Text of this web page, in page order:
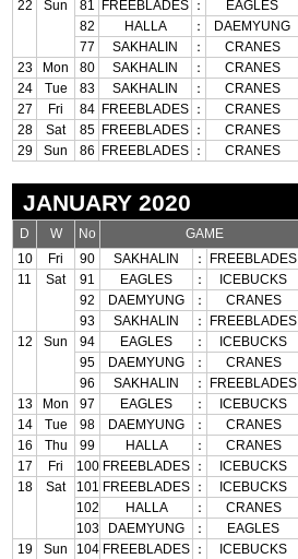
22 Sun 81 FREEBLADES ： EAGLES
82
HALLA ： DAEMYUNG
77
SAKHALIN ： CRANES
23
Mon 80 SAKHALIN ： CRANES
24
Tue 83 SAKHALIN ： CRANES
27
Fri 84 FREEBLADES ： CRANES
28
Sat 85 FREEBLADES ： CRANES
29
Sun 86 FREEBLADES ： CRANES
JANUARY 2020
D W No GAME
10
Fri 90 SAKHALIN ： FREEBLADES
11
Sat 91 EAGLES ： ICEBUCKS
92
DAEMYUNG ： CRANES
93
SAKHALIN ： FREEBLADES
12
Sun 94 EAGLES ： ICEBUCKS
95
DAEMYUNG ： CRANES
96
SAKHALIN ： FREEBLADES
13
Mon 97 EAGLES ： ICEBUCKS
14
Tue 98 DAEMYUNG ： CRANES
16
Thu 99 HALLA ： CRANES
17
Fri 100 FREEBLADES ： ICEBUCKS
18
Sat 101 FREEBLADES ： ICEBUCKS
102
HALLA ： CRANES
103
DAEMYUNG ： EAGLES
19
Sun 104 FREEBLADES ： ICEBUCKS